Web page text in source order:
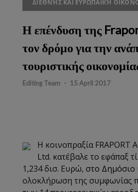
ΔΙΕΘΝΉΣ ΚΑΙ ΕΥΡΩΠΑΪΚΉ
Η επένδυση της
τον δρόμο για την
τουριστικής
Editing Team - 15 April 2017
Η κοινοπραξία FRAPORT
Ltd. κατέβαλε το εφάπαξ
1,234 δισ. Ευρώ, στο Δημόσιο
ολοκλήρωση της συμφωνίας